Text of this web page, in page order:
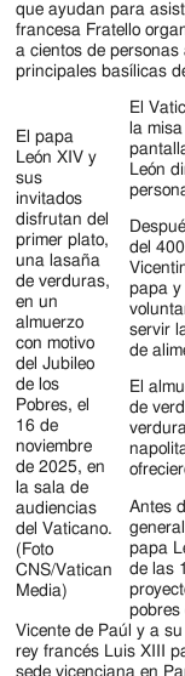
que ayudan para
francesa Fratello
a cientos de
principales basílicas
El papa
León XIV y
sus
invitados
disfrutan del
primer plato,
una lasaña
de verduras,
en un
almuerzo
con motivo
del Jubileo
de los
Pobres, el
16 de
noviembre
de 2025, en
la sala de
audiencias
del Vaticano.
(Foto
CNS/Vatican
Media)
El
la
León
del
papa y
servir
de
El
de
Antes
papa
de las
pobres
Vicente de Paúl y a
rey francés Luis XIII
sede vicenciana en